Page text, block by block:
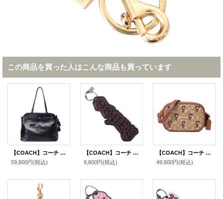
この商品を買った人はこんな商品も買っています
【COACH】コーチ バッグ シャイニー スムースレザー クリンクル イーストン ロゴ キーリング チャーム付き ジップ トート バッグ ブラック（日本未発売）
59,800円(税込)
【COACH】コーチ ディズニー コラボ スムースレザー ドーピー バッグチャーム キーホルダー ブラックマルチ（日本未発売）
9,800円(税込)
【COACH】コーチ ジャガード レザー シグネチャー ディズニー コラボ ミッキーマウス カメラバッグ クロスボディー ショルダーバッグ カーキ×レッドウッドマルチ（日本未発売）
49,800円(税込)